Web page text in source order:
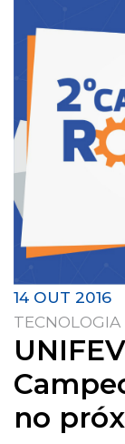
14 OUT 2016
TECNOLOGIA
no